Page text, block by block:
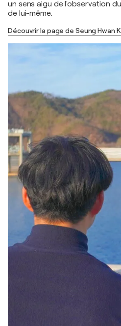
un sens aigu de l'observation
de lui-même.
Découvrir la page de Seung Hwan